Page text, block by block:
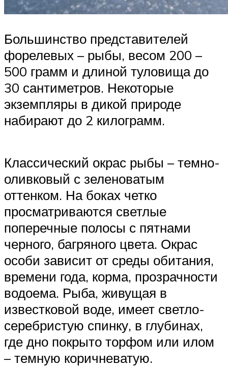
Большинство представителей
форелевых – рыбы, весом 200 –
500 грамм и длиной туловища до
30 сантиметров. Некоторые
экземпляры в дикой природе
набирают до 2 килограмм.
Классический окрас рыбы – темно-
оливковый с зеленоватым
оттенком. На боках четко
просматриваются светлые
поперечные полосы с пятнами
черного, багряного цвета. Окрас
особи зависит от среды обитания,
времени года, корма, прозрачности
водоема. Рыба, живущая в
известковой воде, имеет светло-
серебристую спинку, в глубинах,
где дно покрыто торфом или илом
– темную коричневатую.